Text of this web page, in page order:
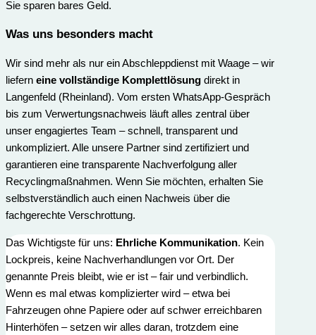
Sie sparen bares Geld.
Was uns besonders macht
Wir sind mehr als nur ein Abschleppdienst mit Waage – wir
liefern eine vollständige Komplettlösung direkt in
Langenfeld (Rheinland). Vom ersten WhatsApp-Gespräch
bis zum Verwertungs­nachweis läuft alles zentral über
unser engagiertes Team – schnell, transparent und
unkompliziert. Alle unsere Partner sind zertifiziert und
garantieren eine transparente Nachverfolgung aller
Recyclingmaßnahmen. Wenn Sie möchten, erhalten Sie
selbstverständlich auch einen Nachweis über die
fachgerechte Verschrottung.
Das Wichtigste für uns: Ehrliche Kommunikation. Kein
Lockpreis, keine Nachverhandlungen vor Ort. Der
genannte Preis bleibt, wie er ist – fair und verbindlich.
Wenn es mal etwas komplizierter wird – etwa bei
Fahrzeugen ohne Papiere oder auf schwer erreichbaren
Hinterhöfen – setzen wir alles daran, trotzdem eine